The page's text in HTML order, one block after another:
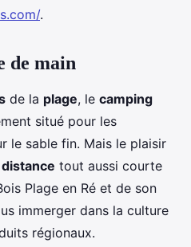
.
de main
de la plage, le camping
situé pour les
le sable fin. Mais le plaisir
distance tout aussi courte
Plage en Ré et de son
immerger dans la culture
régionaux.